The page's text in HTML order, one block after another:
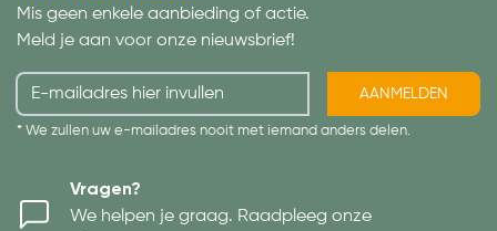
Mis geen enkele aanbieding of actie.
Meld je aan voor onze nieuwsbrief!
AANMELDEN
* We zullen uw e-mailadres nooit met iemand anders delen.
Vragen?
We helpen je graag. Raadpleeg onze